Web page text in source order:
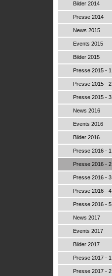
Bilder 2014
Presse 2014
News 2015
Events 2015
Bilder 2015
Presse 2015 - 1
Presse 2015 - 2
Presse 2015 - 3
News 2016
Events 2016
Bilder 2016
Presse 2016 - 1
Presse 2016 - 2
Presse 2016 - 3
Presse 2016 - 4
Presse 2016 - 5
News 2017
Events 2017
Bilder 2017
Presse 2017 - 1
Presse 2017 - 2